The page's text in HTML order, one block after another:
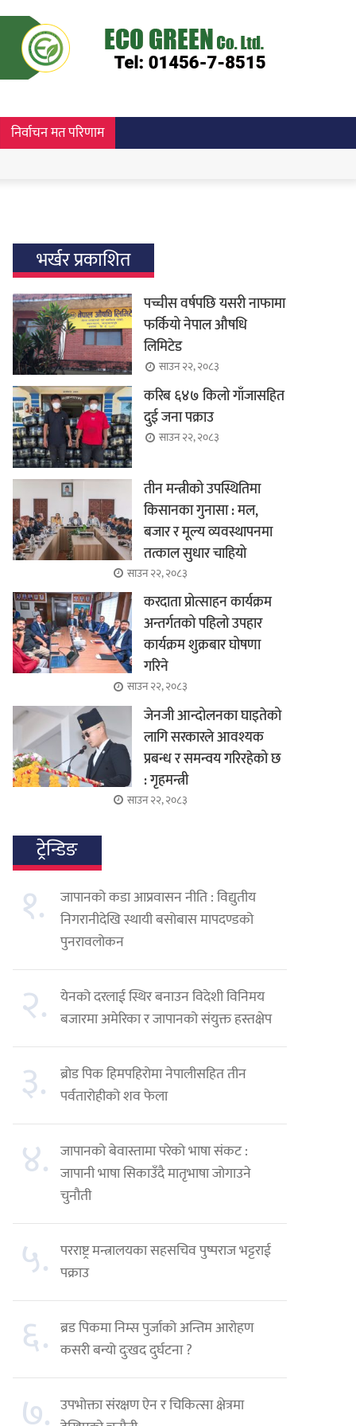
निर्वाचन मत परिणाम
भर्खर प्रकाशित
पच्चीस वर्षपछि यसरी नाफामा
फर्कियो नेपाल औषधि
लिमिटेड
साउन २२, २०८३
करिब ६४७ किलो गाँजासहित
दुई जना पक्राउ
साउन २२, २०८३
तीन मन्त्रीको उपस्थितिमा
किसानका गुनासा : मल,
बजार र मूल्य व्यवस्थापनमा
तत्काल सुधार चाहियो
साउन २२, २०८३
करदाता प्रोत्साहन कार्यक्रम
अन्तर्गतको पहिलो उपहार
कार्यक्रम शुक्रबार घोषणा
गरिने
साउन २२, २०८३
जेनजी आन्दोलनका घाइतेको
लागि सरकारले आवश्यक
प्रबन्ध र समन्वय गरिरहेको छ
: गृहमन्त्री
साउन २२, २०८३
ट्रेन्डिङ
१.
जापानको कडा आप्रवासन नीति : विद्युतीय
निगरानीदेखि स्थायी बसोबास मापदण्डको
पुनरावलोकन
२.
येनको दरलाई स्थिर बनाउन विदेशी विनिमय
बजारमा अमेरिका र जापानको संयुक्त हस्तक्षेप
३.
ब्रोड पिक हिमपहिरोमा नेपालीसहित तीन
पर्वतारोहीको शव फेला
४. जापानको बेवास्तामा परेको भाषा संकट :
जापानी भाषा सिकाउँदै मातृभाषा जोगाउने
चुनौती
५. परराष्ट्र मन्त्रालयका सहसचिव पुष्पराज भट्टराई
पक्राउ
६. ब्रड पिकमा निम्स पुर्जाको अन्तिम आरोहण
कसरी बन्यो दुःखद दुर्घटना ?
उपभोक्ता संरक्षण ऐन र चिकित्सा क्षेत्रमा